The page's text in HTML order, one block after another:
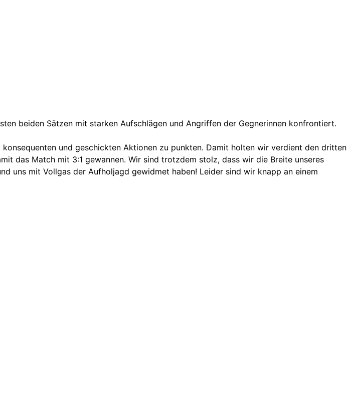
beiden Sätzen mit starken Aufschlägen und Angriffen der Gegnerinnen konfrontiert.
und geschickten Aktionen zu punkten. Damit holten wir verdient den dritten
das Match mit 3:1 gewannen. Wir sind trotzdem stolz, dass wir die Breite unseres
uns mit Vollgas der Aufholjagd gewidmet haben! Leider sind wir knapp an einem